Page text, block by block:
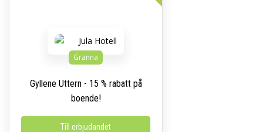
Gränna
Gyllene Uttern - 15 % rabatt på
boende!
Till erbjudandet